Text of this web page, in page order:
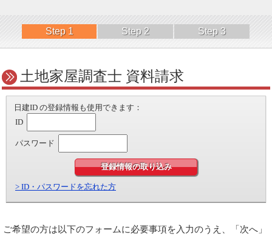
Step 1 Step 2 Step 3
土地家屋調査士 資料請求
日建ID の登録情報も使用できます：
ID
パスワード
登録情報の取り込み
> ID・パスワードを忘れた方
ご希望の方は以下のフォームに必要事項を入力のうえ、「次へ」